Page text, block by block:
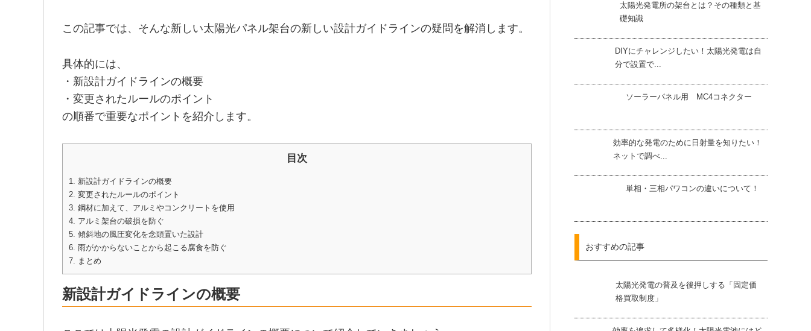
この記事では、そんな新しい太陽光パネル架台の新しい設計ガイドラインの疑問を解消します。
具体的には、
・新設計ガイドラインの概要
・変更されたルールのポイント
の順番で重要なポイントを紹介します。
目次
1. 新設計ガイドラインの概要
2. 変更されたルールのポイント
3. 鋼材に加えて、アルミやコンクリートを使用
4. アルミ架台の破損を防ぐ
5. 傾斜地の風圧変化を念頭置いた設計
6. 雨がかからないことから起こる腐食を防ぐ
7. まとめ
新設計ガイドラインの概要
太陽光発電所の架台とは？その種類と基
礎知識
DIYにチャレンジしたい！太陽光発電は自
分で設置で...
ソーラーパネル用 MC4コネクター
効率的な発電のために日射量を知りたい！
ネットで調べ...
単相・三相パワコンの違いについて！
おすすめの記事
太陽光発電の普及を後押しする「固定価
格買取制度」